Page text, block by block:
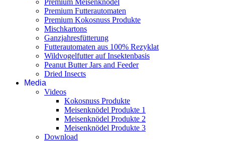
Premium Meisenknödel
Premium Futterautomaten
Premium Kokosnuss Produkte
Mischkartons
Ganzjahresfütterung
Futterautomaten aus 100% Rezyklat
Wildvogelfutter auf Insektenbasis
Peanut Butter Jars and Feeder
Dried Insects
Media
Videos
Kokosnuss Produkte
Meisenknödel Produkte 1
Meisenknödel Produkte 2
Meisenknödel Produkte 3
Download